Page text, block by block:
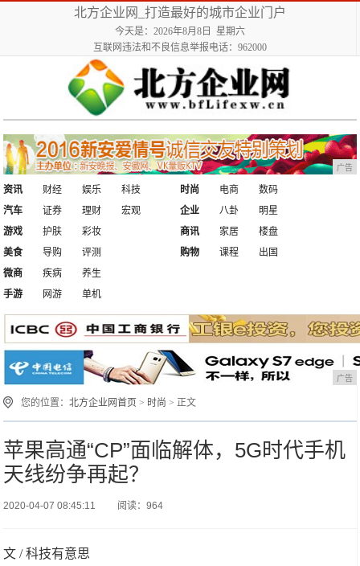
北方企业网_打造最好的城市企业门户
今天是：2026年8月8日 星期六
互联网违法和不良信息举报电话：962000
广告
资讯 财经 娱乐
科技
汽车
证券 理财 宏观
时尚 电商
数码
企业
八卦
明星
游戏
护肤
彩妆
美食
导购 评测
商讯 家居
楼盘
购物
课程
出国
微商
疾病
养生
手游
网游 单机
广告
您的位置：北方企业网首页 > 时尚 > 正文
苹果高通“CP”面临解体，5G时代手机
天线纷争再起？
2020-04-07 08:45:11 阅读：964
文 / 科技有意思